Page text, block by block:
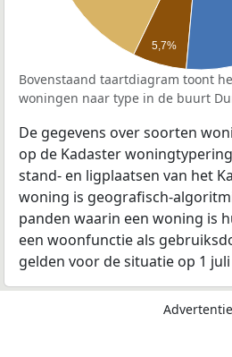
5,7%
Bovenstaand taartdiagram toont
woningen naar type in de buurt
De gegevens over soorten
op de Kadaster
stand- en ligplaatsen van het
woning is geografisch-
panden waarin een woning is
een woonfunctie als
gelden voor de situatie op 1 juli